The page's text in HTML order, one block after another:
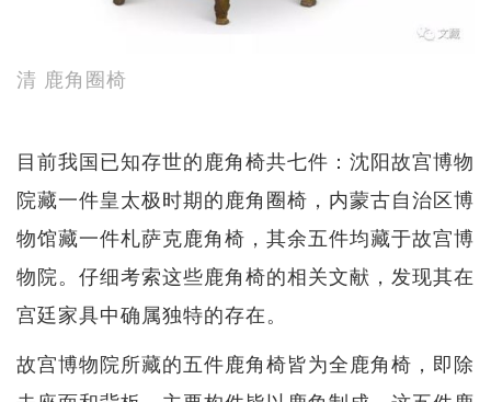
清 鹿角圈椅
目前我国已知存世的鹿角椅共七件：沈阳故宫博物
院藏一件皇太极时期的鹿角圈椅，内蒙古自治区博
物馆藏一件札萨克鹿角椅，其余五件均藏于故宫博
物院。仔细考索这些鹿角椅的相关文献，发现其在
宫廷家具中确属独特的存在。
故宫博物院所藏的五件鹿角椅皆为全鹿角椅，即除